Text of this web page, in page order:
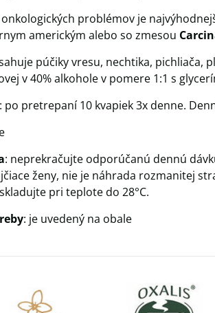
problémov je
americkým alebo so zmesou
púčiky vresu, nechtika, pichliača,
v 40% alkohole v pomere 1:1 s
: po pretrepaní 10 kvapiek 3x denne.
: neprekračujte odporúčanú dennú
ženy, nie je náhrada rozmanitej
pri teplote do 28°C.
: je uvedený na obale